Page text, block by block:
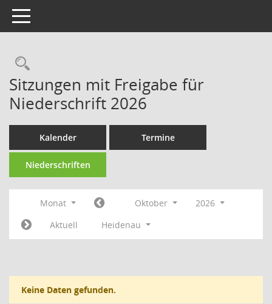
Toggle navigation
Rechercheauswahl
Sitzungen mit Freigabe für
Niederschrift 2026
Kalender Termine
Niederschriften
Monat Oktober
2026
Aktuell
Heidenau
Keine Daten gefunden.